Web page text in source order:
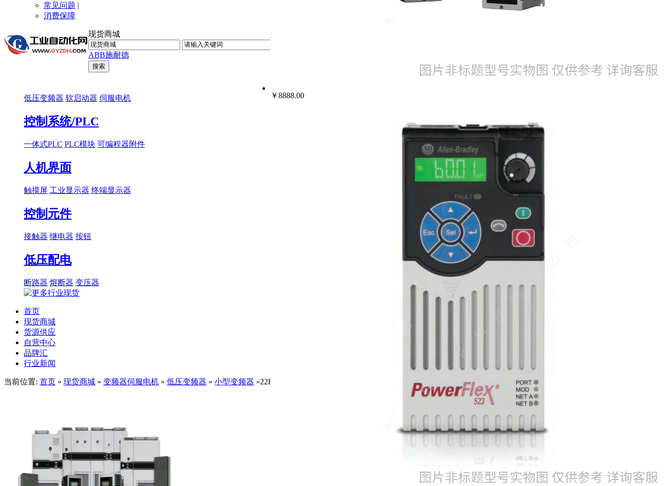
常见问题 |
消费保障
现货商城
ABB施耐德
低压变频器 软启动器 伺服电机
控制系统/PLC
一体式PLC PLC模块 可编程器附件
人机界面
触摸屏 工业显示器 终端显示器
控制元件
接触器 继电器 按钮
低压配电
断路器 熔断器 变压器
首页
现货商城
货源供应
自营中心
品牌汇
行业新闻
当前位置: 首页 » 现货商城 » 变频器伺服电机 » 低压变频器 » 小型变频器 »22BB5P0H204|PowerFlex40|240VAC|0.75KW/AB罗克韦尔变频器
￥8888.00